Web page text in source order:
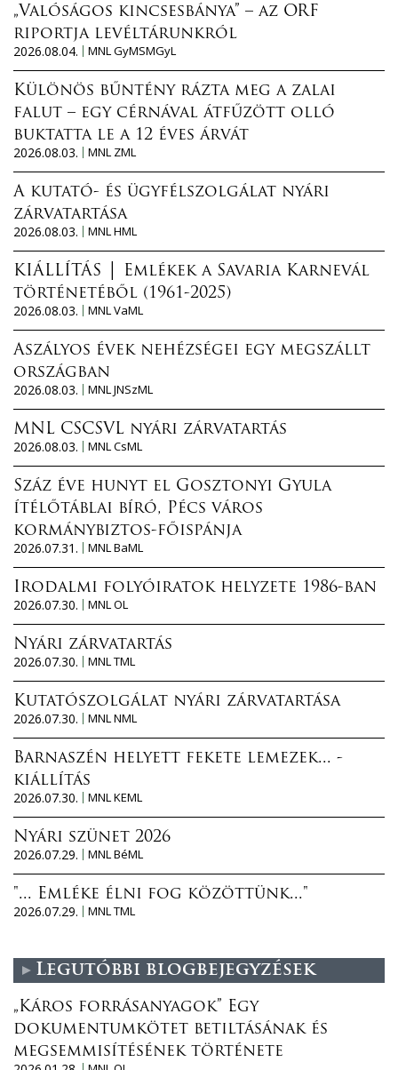
„Valóságos kincsesbánya” – az ORF
riportja levéltárunkról
2026.08.04.
MNL GyMSMGyL
Különös bűntény rázta meg a zalai
falut – egy cérnával átfűzött olló
buktatta le a 12 éves árvát
2026.08.03.
MNL ZML
A kutató- és ügyfélszolgálat nyári
zárvatartása
2026.08.03.
MNL HML
KIÁLLÍTÁS │ Emlékek a Savaria Karnevál
történetéből (1961-2025)
2026.08.03.
MNL VaML
Aszályos évek nehézségei egy megszállt
országban
2026.08.03.
MNL JNSzML
MNL CSCSVL nyári zárvatartás
2026.08.03.
MNL CsML
Száz éve hunyt el Gosztonyi Gyula
ítélőtáblai bíró, Pécs város
kormánybiztos-főispánja
2026.07.31.
MNL BaML
Irodalmi folyóiratok helyzete 1986-ban
2026.07.30.
MNL OL
Nyári zárvatartás
2026.07.30.
MNL TML
Kutatószolgálat nyári zárvatartása
2026.07.30.
MNL NML
Barnaszén helyett fekete lemezek... -
kiállítás
2026.07.30.
MNL KEML
Nyári szünet 2026
2026.07.29.
MNL BéML
"... Emléke élni fog közöttünk..."
2026.07.29.
MNL TML
Legutóbbi blogbejegyzések
„Káros forrásanyagok” Egy
dokumentumkötet betiltásának és
megsemmisítésének története